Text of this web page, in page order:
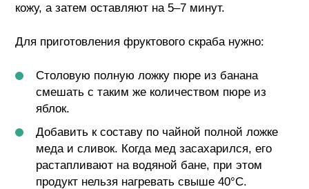
кожу, а затем оставляют на 5–7 минут.
Для приготовления фруктового скраба нужно:
Столовую полную ложку пюре из банана
смешать с таким же количеством пюре из
яблок.
Добавить к составу по чайной полной ложке
меда и сливок. Когда мед засахарился, его
растапливают на водяной бане, при этом
продукт нельзя нагревать свыше 40°C.